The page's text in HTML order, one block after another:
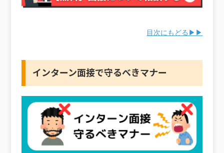
目次にもどる▶▶
インターン面接で守るべきマナー